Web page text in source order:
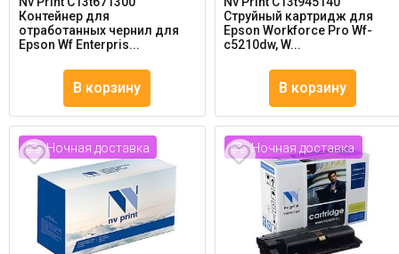
Контейнер для
отработанных чернил для
Epson Wf Enterpris...
В корзину
Струйный картридж для
Epson Workforce Pro Wf-
c5210dw, W...
В корзину
Ночная доставка Ночная доставка